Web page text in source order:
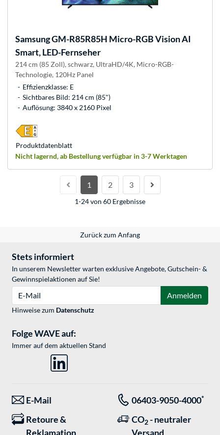
SamsungGM-R85R85H Micro-RGB Vision AI
Smart, LED-Fernseher
214 cm (85 Zoll), schwarz, UltraHD/4K, Micro-RGB-
Technologie, 120Hz Panel
Effizienzklasse: E
Sichtbares Bild: 214 cm (85")
Auflösung: 3840 x 2160 Pixel
Nicht lagernd, ab Bestellung verfügbar in 3-7 Werktagen
Produkt­datenblatt
1 2 3
1-24 von 60 Ergebnisse
Zurück zum Anfang
Stets informiert
In unserem Newsletter warten exklusive Angebote, Gutschein- &
Gewinnspielaktionen auf Sie!
Anmelden
Hinweise zum Datenschutz
Folge WAVE auf:
Immer auf dem aktuellen Stand
E-Mail 06403-9050-4000*
Retoure &
Reklamation
CO2 - neutraler
Versand